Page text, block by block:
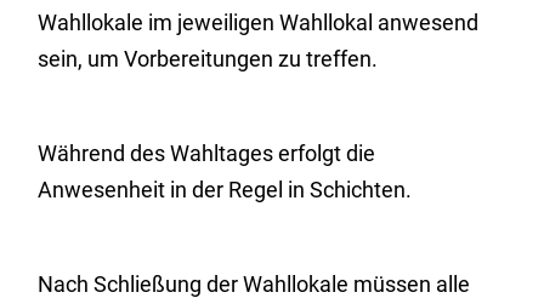
Wahllokale im jeweiligen Wahllokal anwesend
sein, um Vorbereitungen zu treffen.
Während des Wahltages erfolgt die
Anwesenheit in der Regel in Schichten.
Nach Schließung der Wahllokale müssen alle